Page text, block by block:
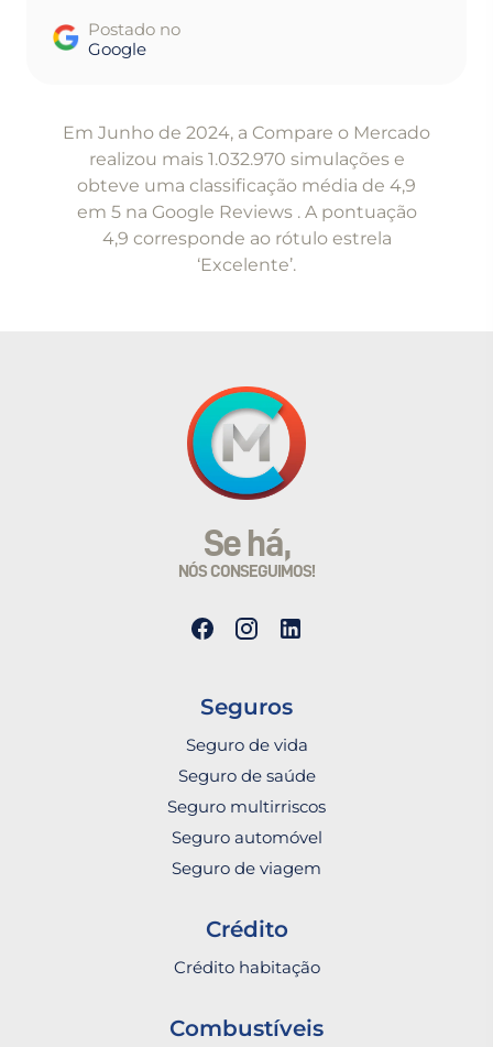
Postado no
Google
Em Junho de 2024, a Compare o Mercado
realizou mais 1.032.970 simulações e
obteve uma classificação média de 4,9
em 5 na Google Reviews . A pontuação
4,9 corresponde ao rótulo estrela
‘Excelente’.
Se há,
NÓS CONSEGUIMOS!
Seguros
Seguro de vida
Seguro de saúde
Seguro multirriscos
Seguro automóvel
Seguro de viagem
Crédito
Crédito habitação
Combustíveis